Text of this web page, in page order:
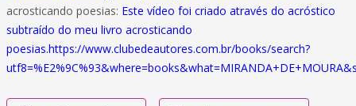
acrosticando poesias: Este vídeo foi criado através do acróstico
subtraído do meu livro acrosticando
poesias.https://www.clubedeautores.com.br/books/search?